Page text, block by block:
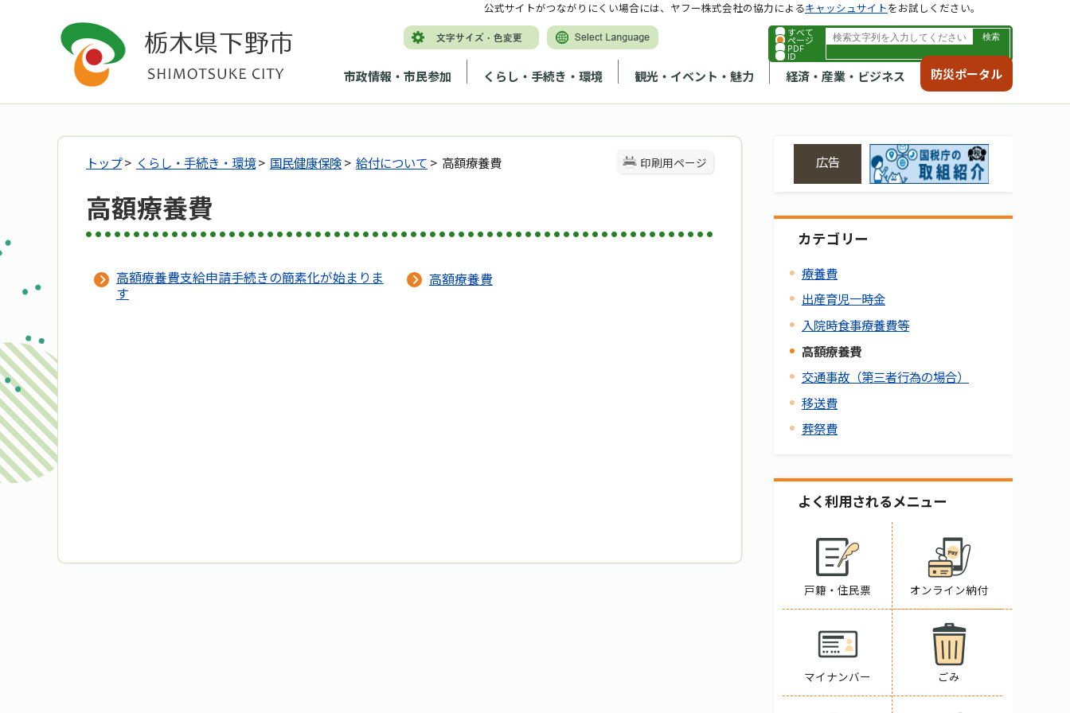
すべて
ページ
PDF
ID
市政情報・市民参加 くらし・手続き・環境 観光・イベント・魅力 経済・産業・ビジネス 防災ポータル
公式サイトがつながりにくい場合には、ヤフー株式会社の協力によるキャッシュサイトをお試しください。
印刷用ページ
トップ> くらし・手続き・環境> 国民健康保険> 給付について > 高額療養費
高額療養費
高額療養費支給申請手続きの簡素化が始まりま
す
高額療養費
広告
カテゴリー
療養費
出産育児一時金
入院時食事療養費等
高額療養費
交通事故（第三者行為の場合）
移送費
葬祭費
よく利用されるメニュー
戸籍・住民票 オンライン納付
マイナンバー ごみ